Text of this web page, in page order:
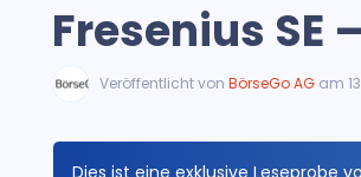
Fresenius SE
Veröffentlicht von BörseGo AG am
Dies ist eine exklusive Leseprobe